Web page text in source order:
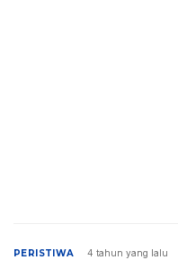
PERISTIWA 4 tahun yang lalu